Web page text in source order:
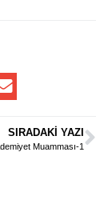
SIRADAKI YAZI
Muamması-1